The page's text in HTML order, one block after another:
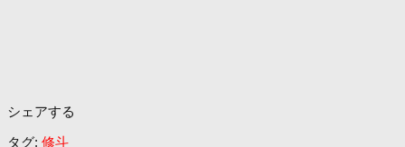
シェアする
タグ: 修斗